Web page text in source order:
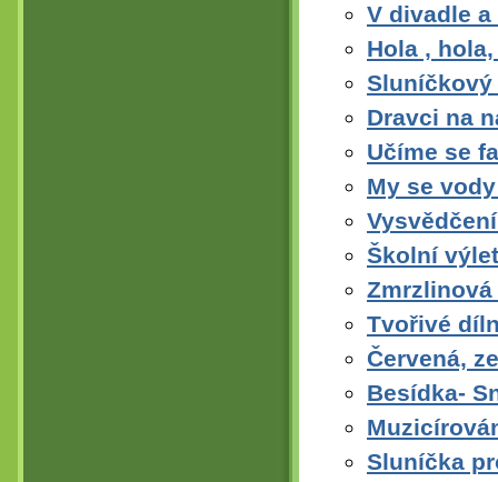
V divadle
Hola ,
Sluníčkový
Dravci na
Učíme se
My se
Školní
Zmrzlinová
Tvořivé
Červená,
Besídka-
Sluníčka